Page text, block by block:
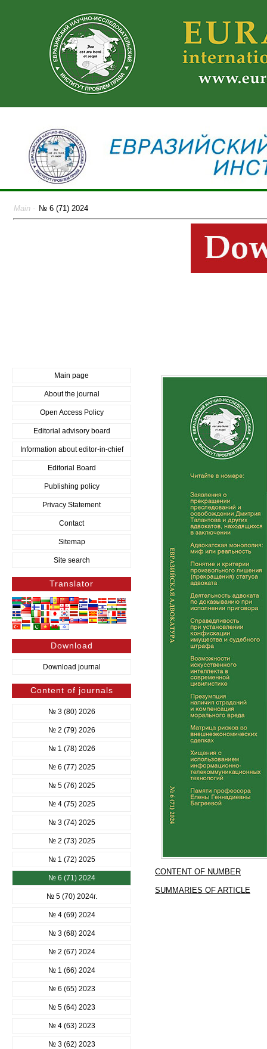
Main - № 6 (71) 2024
Main page
About the journal
Open Access Policy
Editorial advisory board
Information about editor-in-chief
Editorial Board
Publishing policy
Privacy Statement
Contact
Sitemap
Site search
Translator
Download
Download journal
Content of journals
№ 3 (80) 2026
№ 2 (79) 2026
№ 1 (78) 2026
№ 6 (77) 2025
№ 5 (76) 2025
№ 4 (75) 2025
№ 3 (74) 2025
№ 2 (73) 2025
№ 1 (72) 2025
№ 6 (71) 2024
№ 5 (70) 2024г.
№ 4 (69) 2024
№ 3 (68) 2024
№ 2 (67) 2024
№ 1 (66) 2024
№ 6 (65) 2023
№ 5 (64) 2023
№ 4 (63) 2023
№ 3 (62) 2023
CONTENT OF NUMBER
SUMMARIES OF ARTICLE